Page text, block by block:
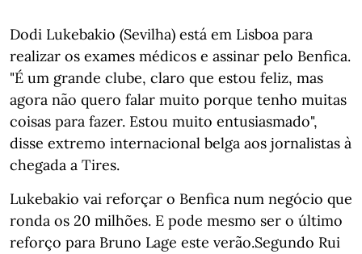
Dodi Lukebakio (Sevilha) está em Lisboa para
realizar os exames médicos e assinar pelo Benfica.
"É um grande clube, claro que estou feliz, mas
agora não quero falar muito porque tenho muitas
coisas para fazer. Estou muito entusiasmado",
disse extremo internacional belga aos jornalistas à
chegada a Tires.
Lukebakio vai reforçar o Benfica num negócio que
ronda os 20 milhões. E pode mesmo ser o último
reforço para Bruno Lage este verão.Segundo Rui